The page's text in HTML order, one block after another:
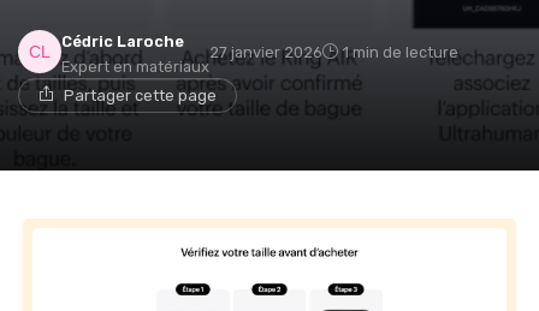
Cédric Laroche
Expert en matériaux
27 janvier 2026 1 min de lecture
Partager cette page→ Je rejoins le club
Non merci, peut-être plus tard